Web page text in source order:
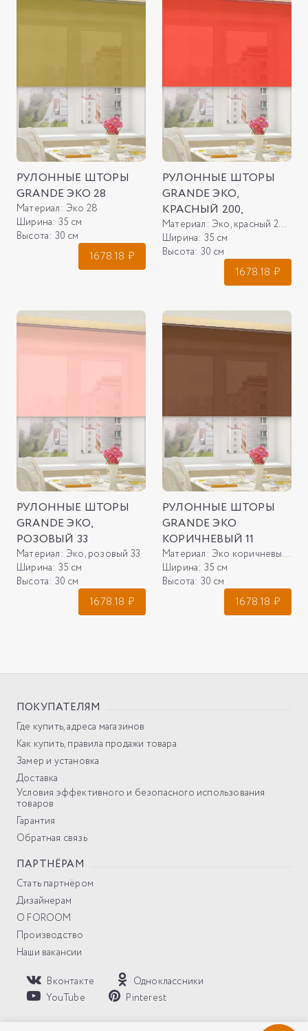
РУЛОННЫЕ ШТОРЫ
GRANDE ЭКО 28
Материал: Эко 28
Ширина: 35 см
Высота: 30 см
1678.18 ₽
РУЛОННЫЕ ШТОРЫ
GRANDE ЭКО,
КРАСНЫЙ 200,
Материал: Эко, красный 200,
Ширина: 35 см
Высота: 30 см
1678.18 ₽
РУЛОННЫЕ ШТОРЫ
GRANDE ЭКО,
РОЗОВЫЙ 33
Материал: Эко, розовый 33
Ширина: 35 см
Высота: 30 см
1678.18 ₽
РУЛОННЫЕ ШТОРЫ
GRANDE ЭКО
КОРИЧНЕВЫЙ 11
Материал: Эко коричневый 11
Ширина: 35 см
Высота: 30 см
1678.18 ₽
ПОКУПАТЕЛЯМ
Где купить, адреса магазинов
Как купить, правила продажи товара
Замер и установка
Доставка
Условия эффективного и безопасного использования
товаров
Гарантия
Обратная связь
ПАРТНЁРАМ
Стать партнёром
Дизайнерам
О FOROOM
Производство
Наши вакансии
Вконтакте
Одноклассники
YouTube
Pinterest